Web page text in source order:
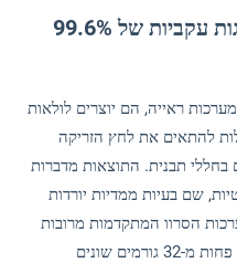
מערכות משוב סגור המ logגות עקביות של 99.6%
ראייה, הם יוצרים לולאות
להתאים את לחץ הזריקה
בחללי תבנית. התוצאות מדברות
שם בעיות ממדיות יורדות
מ-1.8% לכ-0.4%. מערכות הסרוו המתקדמות מרובות
הצירים הללו מטפלות בשילוב של לא פחות מ-32 גורמים שונים